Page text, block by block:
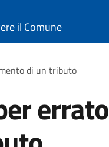
il Comune
di un tributo
errato